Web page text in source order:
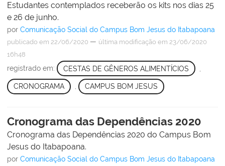
Estudantes contemplados receberão os kits nos dias 25
e 26 de junho.
por Comunicação Social do Campus Bom Jesus do Itabapoana
publicado em 22/06/2020 — última modificação em 23/06/2020
16h48
registrado em: CESTAS DE GÊNEROS ALIMENTÍCIOS
CRONOGRAMA , CAMPUS BOM JESUS
Cronograma das Dependências 2020
Cronograma das Dependências 2020 do Campus Bom
Jesus do Itabapoana.
por Comunicação Social do Campus Bom Jesus do Itabapoana